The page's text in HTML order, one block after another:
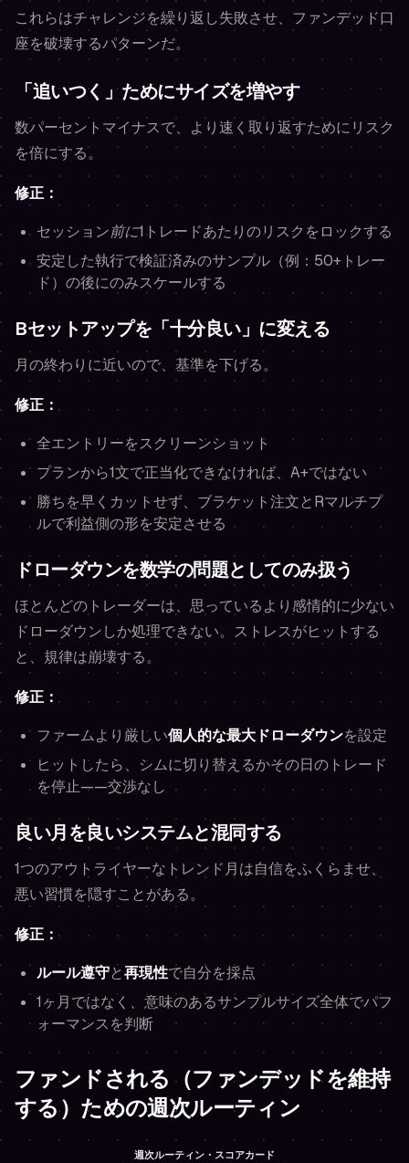
これらはチャレンジを繰り返し失敗させ、ファンデッド口
座を破壊するパターンだ。
「追いつく」ためにサイズを増やす
数パーセントマイナスで、より速く取り返すためにリスク
を倍にする。
修正：
セッション前に1トレードあたりのリスクをロックする
安定した執行で検証済みのサンプル（例：50+トレー
ド）の後にのみスケールする
Bセットアップを「十分良い」に変える
月の終わりに近いので、基準を下げる。
修正：
全エントリーをスクリーンショット
プランから1文で正当化できなければ、A+ではない
勝ちを早くカットせず、ブラケット注文とRマルチプ
ルで利益側の形を安定させる
ドローダウンを数学の問題としてのみ扱う
ほとんどのトレーダーは、思っているより感情的に少ない
ドローダウンしか処理できない。ストレスがヒットする
と、規律は崩壊する。
修正：
ファームより厳しい個人的な最大ドローダウンを設定
ヒットしたら、シムに切り替えるかその日のトレード
を停止——交渉なし
良い月を良いシステムと混同する
1つのアウトライヤーなトレンド月は自信をふくらませ、
悪い習慣を隠すことがある。
修正：
ルール遵守と再現性で自分を採点
1ヶ月ではなく、意味のあるサンプルサイズ全体でパフ
ォーマンスを判断
ファンドされる（ファンデッドを維持
する）ための週次ルーティン